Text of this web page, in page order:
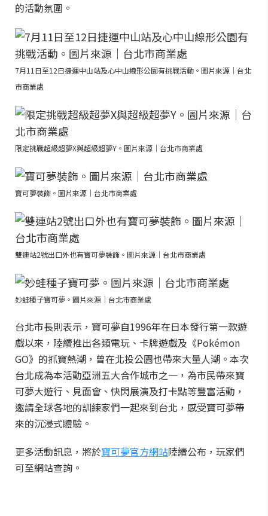
的活動氛圍。
7月11日至12日捷運中山站及心中山線形公園有挑戰活動。圖片來源｜台北
市商業處
限定挑戰超級超夢X與超級超夢Y。圖片來源｜台北市商業處
寶可夢裝飾。圖片來源｜台北市商業處
雙連站2號出口外也有寶可夢裝飾。圖片來源｜台北市商業處
妙蛙種子寶可夢。圖片來源｜台北市商業處
台北市長則表示，寶可夢自1996年在日本發行第一款遊
戲以來，陸續推出各類電玩、卡牌遊戲及《Pokémon
GO》的抓寶熱潮，曾在北投公園也帶來大量人潮。本次
台北成為本活動亞洲五大合作城市之一，為市民帶來寶
可夢大遊行、見面會、快閃展演及打卡點等豐富活動，
邀請全球各地的訓練家們一起來到台北，感受寶可夢帶
來的沉浸式體驗。
更多活動訊息，將於寶可夢官方網站陸續公布，玩家們
可至網站查詢。